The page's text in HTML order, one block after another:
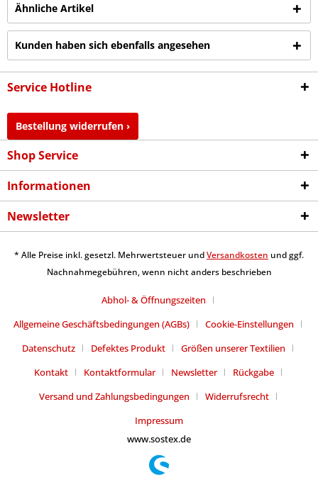
Ähnliche Artikel
Kunden haben sich ebenfalls angesehen
Service Hotline
Bestellung widerrufen ›
Shop Service
Informationen
Newsletter
* Alle Preise inkl. gesetzl. Mehrwertsteuer undVersandkosten und ggf.
Nachnahmegebühren, wenn nicht anders beschrieben
Abhol- & Öffnungszeiten
Allgemeine Geschäftsbedingungen (AGBs)
Cookie-Einstellungen
Datenschutz
Defektes Produkt
Größen unserer Textilien
Kontakt
Kontaktformular Newsletter
Rückgabe
Versand und Zahlungsbedingungen
Widerrufsrecht
Impressum
www.sostex.de